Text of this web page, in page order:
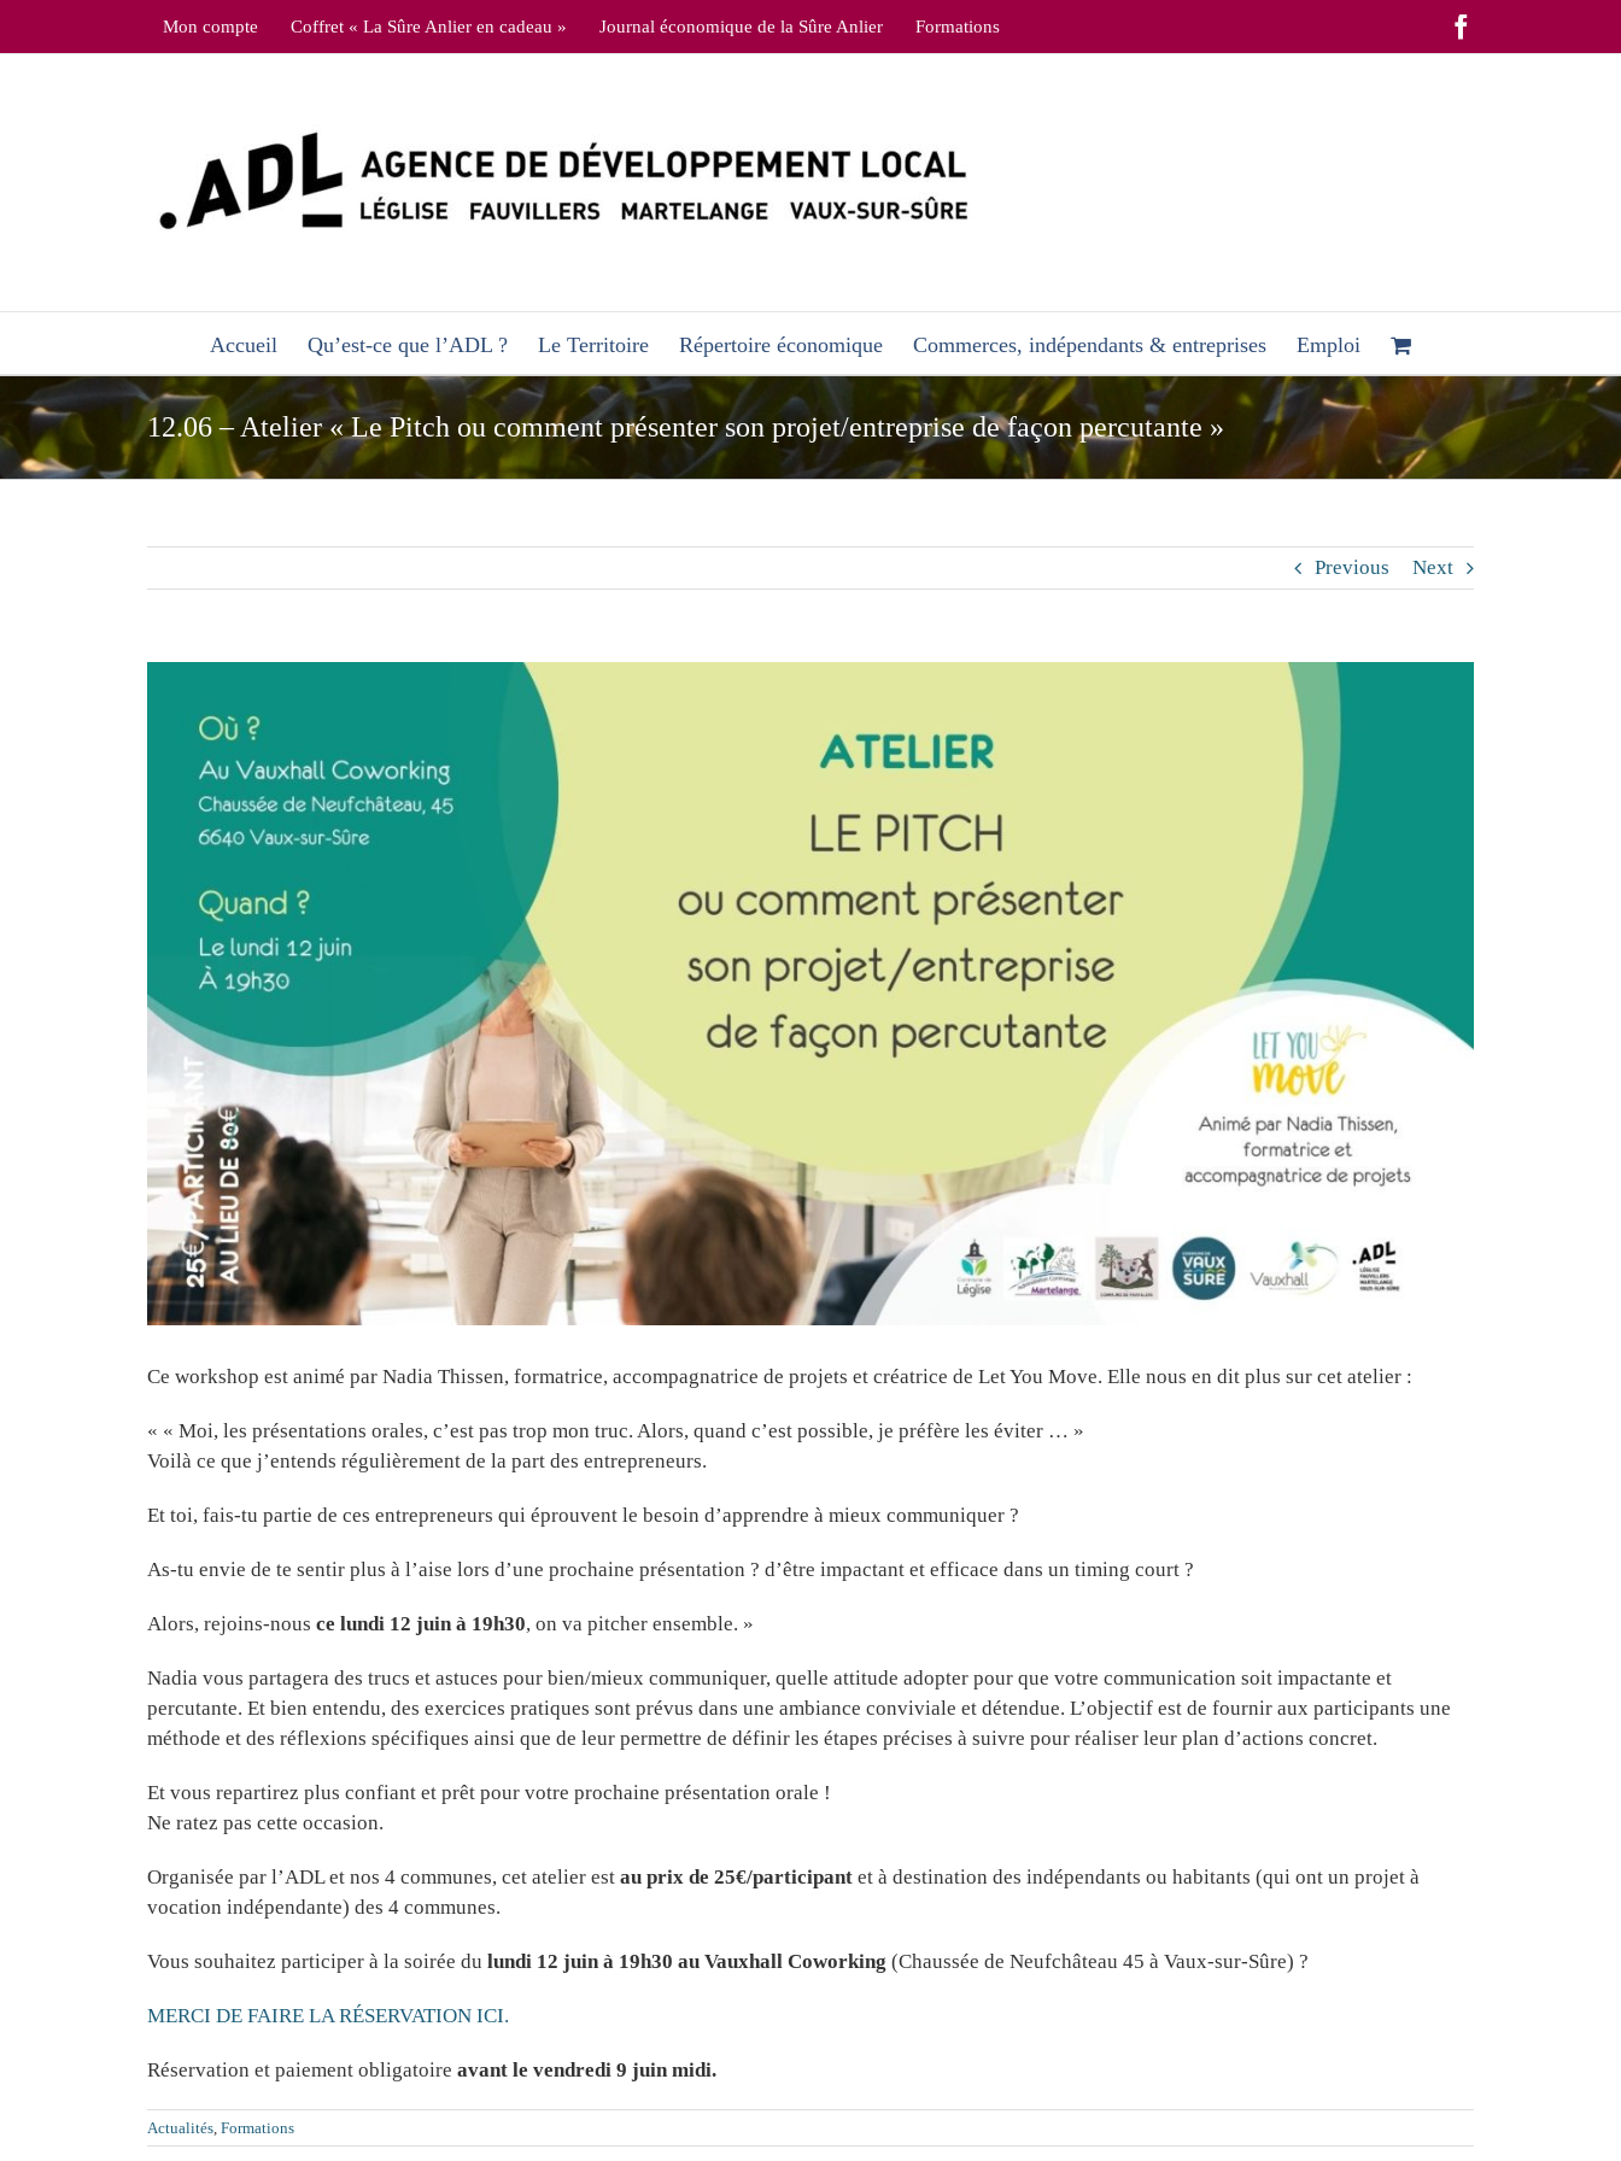
Mon compte Coffret « La Sûre Anlier en cadeau » Journal économique de la Sûre Anlier Formations
Accueil Qu’est-ce que l’ADL ? Le Territoire Répertoire économique Commerces, indépendants & entreprises Emploi
12.06 – Atelier « Le Pitch ou comment présenter son projet/entreprise de façon percutante »
Previous Next
Image
Ce workshop est animé par Nadia Thissen, formatrice, accompagnatrice de projets et créatrice de Let You Move. Elle nous en dit plus sur cet atelier :
« « Moi, les présentations orales, c’est pas trop mon truc. Alors, quand c’est possible, je préfère les éviter … »
Voilà ce que j’entends régulièrement de la part des entrepreneurs.
Et toi, fais-tu partie de ces entrepreneurs qui éprouvent le besoin d’apprendre à mieux communiquer ?
As-tu envie de te sentir plus à l’aise lors d’une prochaine présentation ? d’être impactant et efficace dans un timing court ?
Alors, rejoins-nous ce lundi 12 juin à 19h30, on va pitcher ensemble. »
Nadia vous partagera des trucs et astuces pour bien/mieux communiquer, quelle attitude adopter pour que votre communication soit impactante et
percutante. Et bien entendu, des exercices pratiques sont prévus dans une ambiance conviviale et détendue. L’objectif est de fournir aux participants une
méthode et des réflexions spécifiques ainsi que de leur permettre de définir les étapes précises à suivre pour réaliser leur plan d’actions concret.
Et vous repartirez plus confiant et prêt pour votre prochaine présentation orale !
Ne ratez pas cette occasion.
Organisée par l’ADL et nos 4 communes, cet atelier est au prix de 25€/participant et à destination des indépendants ou habitants (qui ont un projet à
vocation indépendante) des 4 communes.
Vous souhaitez participer à la soirée du lundi 12 juin à 19h30 au Vauxhall Coworking (Chaussée de Neufchâteau 45 à Vaux-sur-Sûre) ?
MERCI DE FAIRE LA RÉSERVATION ICI.
Réservation et paiement obligatoire avant le vendredi 9 juin midi.
Actualités, Formations